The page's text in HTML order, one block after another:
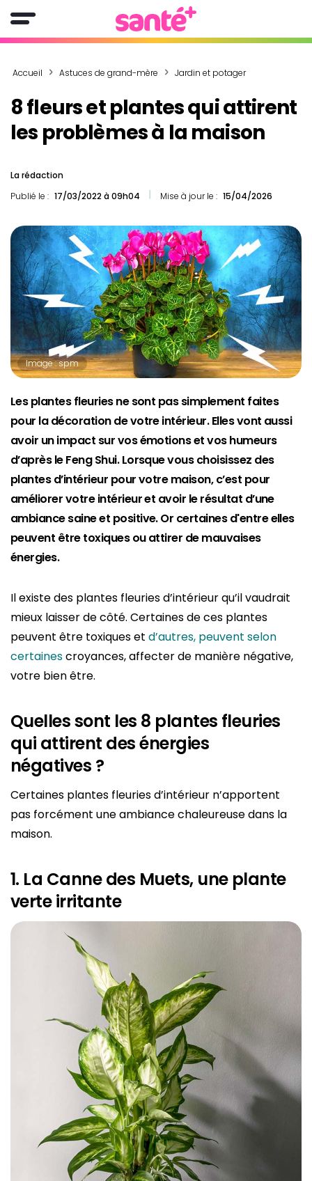
Accueil Astuces de grand-mère Jardin et potager
8 fleurs et plantes qui attirent
les problèmes à la maison
La rédaction
Publié le : 17/03/2022 à 09h04 Mise à jour le : 15/04/2026
Image : spm
Les plantes fleuries ne sont pas simplement faites
pour la décoration de votre intérieur. Elles vont aussi
avoir un impact sur vos émotions et vos humeurs
d’après le Feng Shui. Lorsque vous choisissez des
plantes d’intérieur pour votre maison, c’est pour
améliorer votre intérieur et avoir le résultat d’une
ambiance saine et positive. Or certaines d'entre elles
peuvent être toxiques ou attirer de mauvaises
énergies.
Il existe des plantes fleuries d’intérieur qu’il vaudrait
mieux laisser de côté. Certaines de ces plantes
peuvent être toxiques et d’autres, peuvent selon
certainescroyances, affecter de manière négative,
votre bien être.
Quelles sont les 8 plantes fleuries
qui attirent des énergies
négatives ?
Certaines plantes fleuries d’intérieur n’apportent
pas forcément une ambiance chaleureuse dans la
maison.
1. La Canne des Muets, une plante
verte irritante